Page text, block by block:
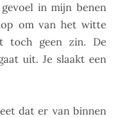
in mijn benen
om van het witte
toch geen zin. De
uit. Je slaakt een
dat er van binnen